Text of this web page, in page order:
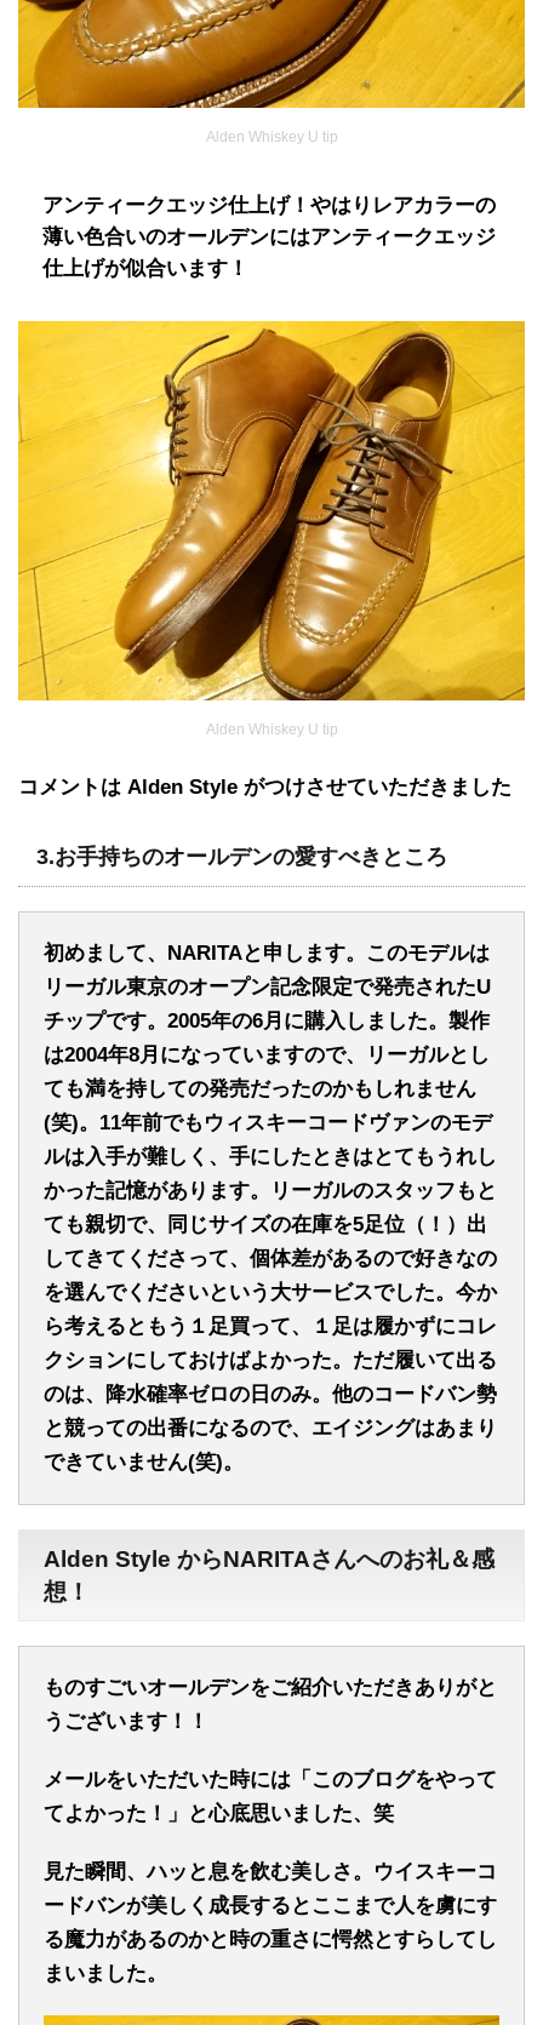
Alden Whiskey U tip
アンティークエッジ仕上げ！やはりレアカラーの
薄い色合いのオールデンにはアンティークエッジ
仕上げが似合います！
Alden Whiskey U tip
コメントは Alden Style がつけさせていただきました
3.お手持ちのオールデンの愛すべきところ
初めまして、NARITAと申します。このモデルは
リーガル東京のオープン記念限定で発売されたU
チップです。2005年の6月に購入しました。製作
は2004年8月になっていますので、リーガルとし
ても満を持しての発売だったのかもしれません
(笑)。11年前でもウィスキーコードヴァンのモデ
ルは入手が難しく、手にしたときはとてもうれし
かった記憶があります。リーガルのスタッフもと
ても親切で、同じサイズの在庫を5足位（！）出
してきてくださって、個体差があるので好きなの
を選んでくださいという大サービスでした。今か
ら考えるともう１足買って、１足は履かずにコレ
クションにしておけばよかった。ただ履いて出る
のは、降水確率ゼロの日のみ。他のコードバン勢
と競っての出番になるので、エイジングはあまり
できていません(笑)。
Alden Style からNARITAさんへのお礼＆感
想！
ものすごいオールデンをご紹介いただきありがと
うございます！！
メールをいただいた時には「このブログをやって
てよかった！」と心底思いました、笑
見た瞬間、ハッと息を飲む美しさ。
ウイスキーコ
ードバンが美しく成長するとここまで人を虜にす
る魔力があるのかと時の重さに愕然とすらしてし
まいました。